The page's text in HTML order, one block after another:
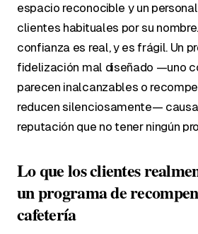
espacio reconocible y un
clientes habituales por su
confianza es real, y es frágil. Un
fidelización mal diseñado —uno
parecen inalcanzables o
reducen silenciosamente—
reputación que no tener ningún
Lo que los clientes
un programa de
cafetería